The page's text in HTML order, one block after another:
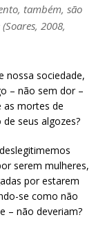
também, são
2008,
nossa sociedade,
– não sem dor –
as mortes de
seus algozes?
serem mulheres,
por estarem
se como não
– não deveriam?